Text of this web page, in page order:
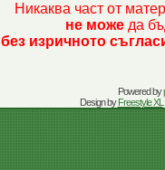
Никаква част от
не може да
без изричното
Powered by
Design byFreestyle XL